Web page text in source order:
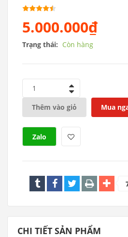
5.000.000₫
Trạng thái: Còn hàng
1
Thêm vào giỏ Mua
Zalo
CHI TIẾT SẢN PHẨM